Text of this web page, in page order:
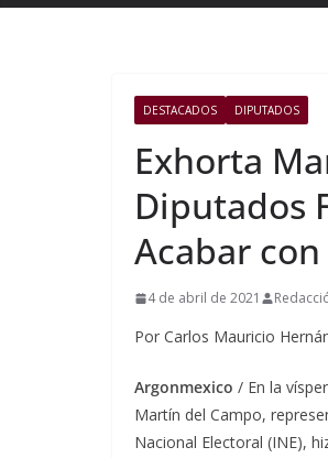
DESTACADOS DIPUTADOS
Exhorta
Diputados
Acabar
4 de abril de 2021
Por Carlos Mauricio
Argonmexico / En la
Martín del Campo,
Nacional Electoral (INE),